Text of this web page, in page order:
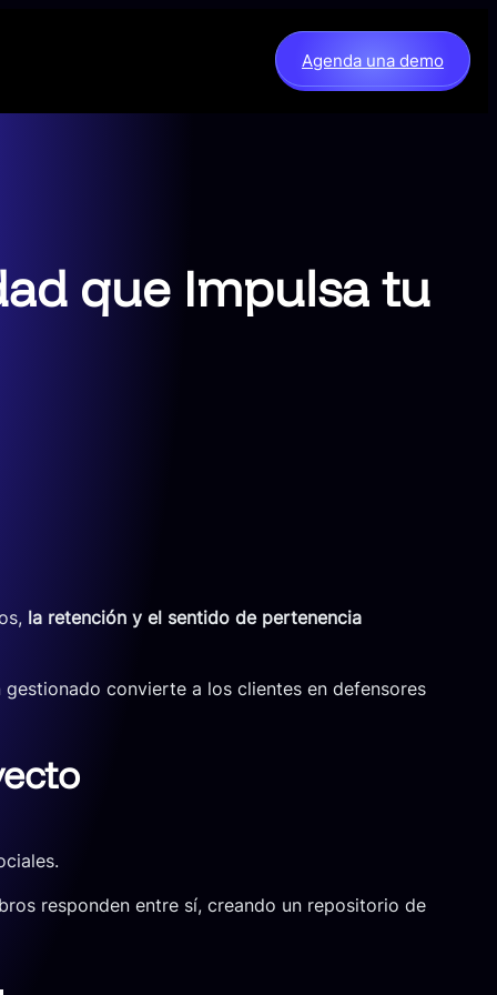
Agenda una demo
que Impulsa tu
la retención y el sentido de pertenencia
convierte a los clientes en defensores
responden entre sí, creando un repositorio de